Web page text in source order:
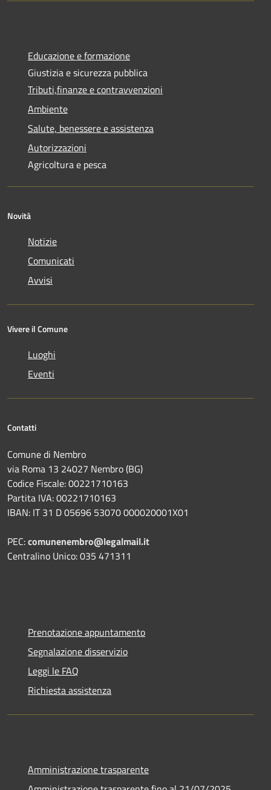
Educazione e formazione
Giustizia e sicurezza pubblica
Tributi,finanze e contravvenzioni
Ambiente
Salute, benessere e assistenza
Autorizzazioni
Agricoltura e pesca
Novità
Notizie
Comunicati
Avvisi
Vivere il Comune
Luoghi
Eventi
Contatti
Comune di Nembro
via Roma 13 24027 Nembro (BG)
Codice Fiscale: 00221710163
Partita IVA: 00221710163
IBAN: IT 31 D 05696 53070 000020001X01
PEC:comunenembro@legalmail.it
Centralino Unico: 035 471311
Prenotazione appuntamento
Segnalazione disservizio
Leggi le FAQ
Richiesta assistenza
Amministrazione trasparente